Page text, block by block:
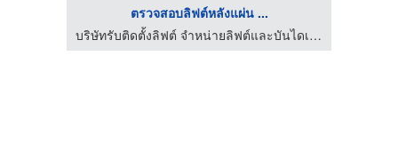
ตรวจสอบลิฟต์หลังแผ่น ...
บริษัทรับติดตั้งลิฟต์ จำหน่ายลิฟต์และบันไดเลื่อน | NPS PLUS